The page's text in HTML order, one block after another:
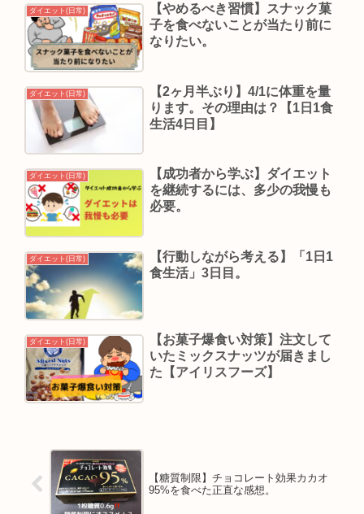
ダイエット(日常)
【やめるべき習慣】スナック菓
子を食べないことが当たり前に
なりたい。
ダイエット(日常)
【2ヶ月半ぶり】4/1に体重を量
ります。その理由は？【1日1食
生活4日目】
ダイエット(日常)
【成功者から学ぶ】ダイエット
を継続するには、多少の我慢も
必要。
ダイエット(日常)
【行動しながら考える】「1日1
食生活」3日目。
ダイエット(日常)
【お菓子爆食い対策】注文して
いたミックスナッツが届きまし
た【アイリスフーズ】
【糖質制限】チョコレート効果カカオ
95%を食べた正直な感想。